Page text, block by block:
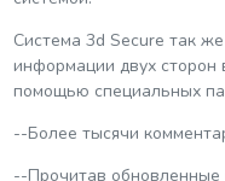
Система 3d Secure так
информации двух сторон
помощью специальных
--Более тысячи
--Прочитав